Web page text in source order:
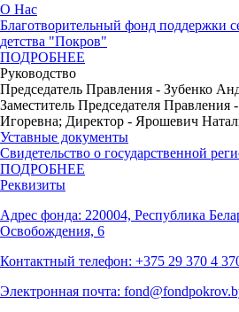
О Нас
Благотворительный фонд поддержки
детства "Покров"
ПОДРОБНЕЕ
Руководство
Председатель Правления - Зубенко
Заместитель Председателя Правления
Игоревна; Директор - Ярошевич
Уставные документы
Свидетельство о государственной
ПОДРОБНЕЕ
Реквизиты
Адрес фонда: 220004, Республика
Освобождения, 6
Контактный телефон: +375 29 370 4
Электронная почта: